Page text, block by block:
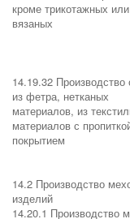
кроме трикотажных или
вязаных
14.19.32
из фетра, нетканых
материалов, из
материалов с
покрытием
14.2 Производство
изделий
14.20.1 Производство